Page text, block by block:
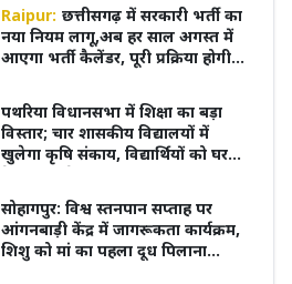
Raipur: छत्तीसगढ़ में सरकारी भर्ती का
नया नियम लागू,अब हर साल अगस्त में
आएगा भर्ती कैलेंडर, पूरी प्रक्रिया होगी
पथरिया विधानसभा में शिक्षा का बड़ा
विस्तार; चार शासकीय विद्यालयों में
खुलेगा कृषि संकाय, विद्यार्थियों को घर
सोहागपुर: विश्व स्तनपान सप्ताह पर
आंगनबाड़ी केंद्र में जागरूकता कार्यक्रम,
शिशु को मां का पहला दूध पिलाना